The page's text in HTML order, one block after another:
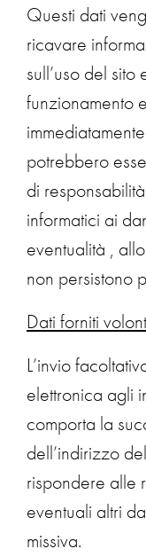
Questi dati
ricavare
sull’uso del
funzionamento
potrebbero
di
informatici ai
eventualità ,
non persistono
Dati forniti
L’invio
elettronica agli
comporta la
dell’indirizzo
rispondere alle
eventuali altri
missiva.